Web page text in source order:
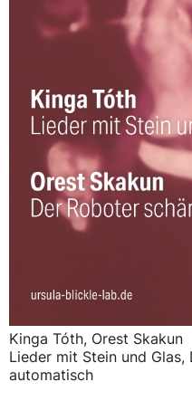
Kinga Tóth, Orest Skakun
Lieder mit Stein und
automatisch